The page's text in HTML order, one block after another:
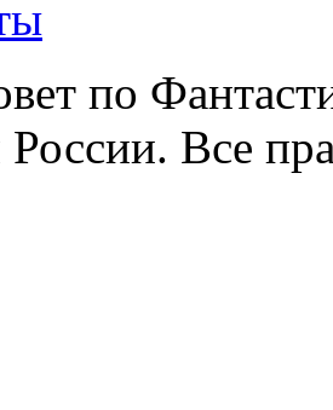
по
России. Все